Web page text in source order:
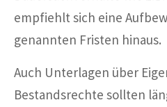
empfiehlt sich eine
genannten Fristen hinaus.
Auch Unterlagen über
Bestandsrechte sollten